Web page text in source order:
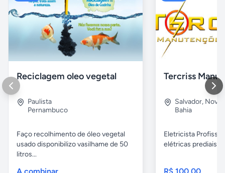
Reciclagem oleo vegetal
Paulista
Pernambuco
Faço recolhimento de óleo vegetal
usado disponibilizo vasilhame de 50
litros...
Salvador, Nova
Bahia
Eletricista
elétricas prediais e